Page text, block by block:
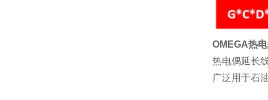
OMEGA热
热电偶延长
广泛用于石